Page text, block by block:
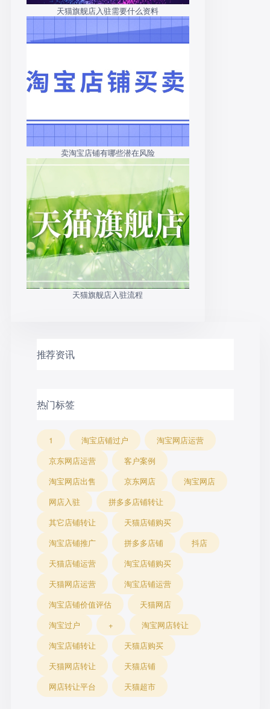
天猫旗舰店入驻需要什么资料
卖淘宝店铺有哪些潜在风险
天猫旗舰店入驻流程
推荐资讯
热门标签
1 淘宝店铺过户
淘宝网店运营
京东网店运营
客户案例
淘宝网店出售
京东网店
淘宝网店
网店入驻
拼多多店铺转让
其它店铺转让
天猫店铺购买
淘宝店铺推广
拼多多店铺
抖店
天猫店铺运营
淘宝店铺购买
天猫网店运营
淘宝店铺运营
淘宝店铺价值评估
天猫网店
淘宝过户
+
淘宝网店转让
淘宝店铺转让
天猫店购买
天猫网店转让
天猫店铺
网店转让平台
天猫超市